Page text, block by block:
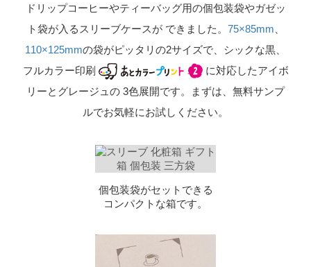
ドリップコーヒーやティーバッグ用の個包装袋やガゼッ
ト袋が入るスリーブケースができました。 75×85mm
110×125mmの袋がピッタリの2サイズで、シックな黒、
フルカラー印刷
に対応したアイボ
リーとグレージュの 3色展開です。まずは、無料サンプ
ルでお気軽にお試しください。
個包装袋がセットできる
コンパクトな箱です。